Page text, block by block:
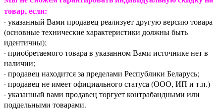
товар, если:
· указанный Вами продавец реализует другую версию товара
(основные технические характеристики должны быть
идентичны);
· приобретаемого товара в указанном Вами источнике нет в
наличии;
· продавец находится за пределами Республики Беларусь;
· продавец не имеет официального статуса (ООО, ИП и т.п.)
· указанный вами продавец торгует контрабандными или
поддельными товарами.